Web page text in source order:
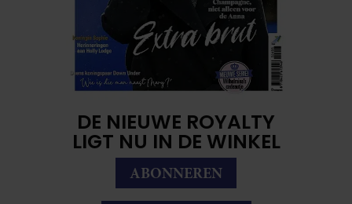
DE NIEUWE ROYALTY
LIGT NU IN DE WINKEL
ABONNEREN